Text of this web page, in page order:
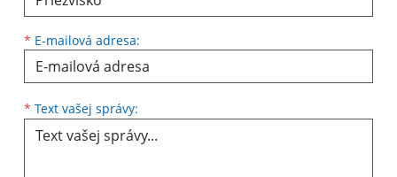
* E-mailová adresa:
* Text vašej správy: